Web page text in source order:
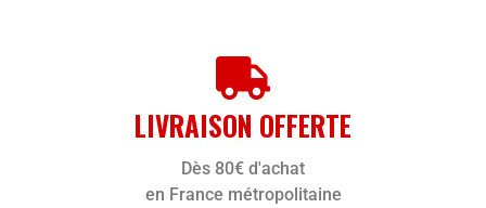
LIVRAISON OFFERTE
Dès 80€ d'achat
en France métropolitaine